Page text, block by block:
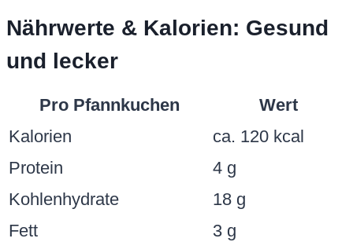
Nährwerte & Kalorien: Gesund
und lecker
Pro Pfannkuchen
Wert
Kalorien
ca. 120 kcal
Protein
4 g
Kohlenhydrate
18 g
Fett
3 g